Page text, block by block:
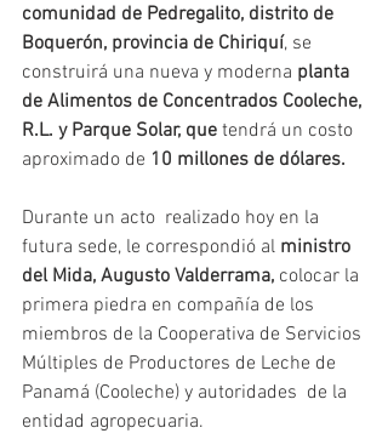
comunidad de Pedregalito, distrito de
Boquerón, provincia de Chiriquí, se
construirá una nueva y moderna planta
de Alimentos de Concentrados Cooleche,
R.L. y Parque Solar, que tendrá un costo
aproximado de 10 millones de dólares.
Durante un acto  realizado hoy en la
futura sede, le correspondió al ministro
del Mida, Augusto Valderrama, colocar la
primera piedra en compañía de los
miembros de la Cooperativa de Servicios
Múltiples de Productores de Leche de
Panamá (Cooleche) y autoridades  de la
entidad agropecuaria.